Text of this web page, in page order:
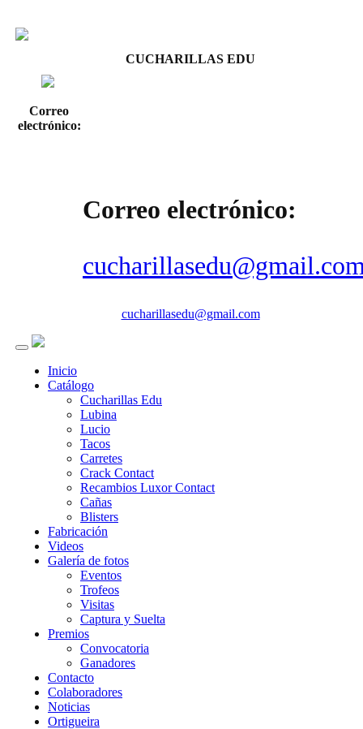
CUCHARILLAS EDU
Correo electrónico:
Correo
electrónico:
cucharillasedu@gmail.com
Inicio
Catálogo
Cucharillas Edu
Lubina
Lucio
Tacos
Carretes
Crack Contact
Recambios Luxor Contact
Cañas
Blisters
Fabricación
Videos
Galería de fotos
Eventos
Trofeos
Visitas
Captura y Suelta
Premios
Convocatoria
Ganadores
Contacto
Colaboradores
Noticias
Ortigueira